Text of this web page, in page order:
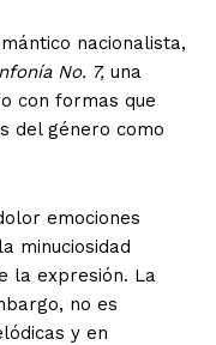
nacionalista,
No. 7, una
con formas que
del género como
emociones
minuciosidad
la expresión. La
no es
y en